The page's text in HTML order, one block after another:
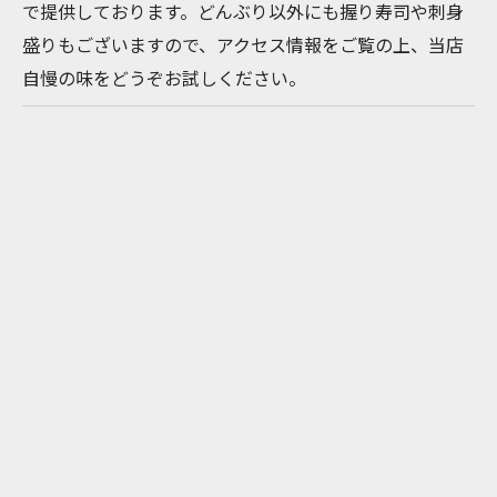
で提供しております。どんぶり以外にも握り寿司や刺身
盛りもございますので、アクセス情報をご覧の上、当店
自慢の味をどうぞお試しください。